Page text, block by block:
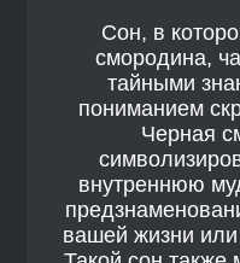
Сон, в
смородина,
тайными
пониманием
Черная
внутреннюю
вашей жизни